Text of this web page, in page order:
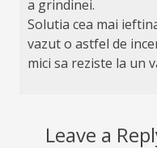
a grindinei.
Solutia cea mai
vazut o astfel de
mici sa reziste la un
Leave a